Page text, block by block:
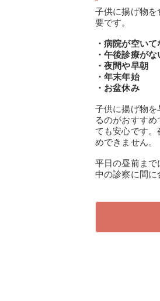
子供に揚げ物
要です。
・病院が空い
・午後診療がな
・夜間や早朝
・年末年始
・お盆休み
子供に揚げ物
るのがおすす
ても安心です
めできません。
平日の昼前ま
中の診察に間に